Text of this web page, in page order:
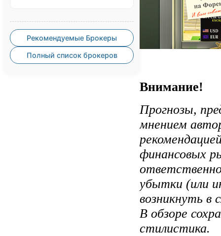
Рекомендуемые Брокеры
Полный список брокеров
Внимание!
Прогнозы,
мнением
финансовых
убытки (или
возникнуть в
В обзоре
стилистика.